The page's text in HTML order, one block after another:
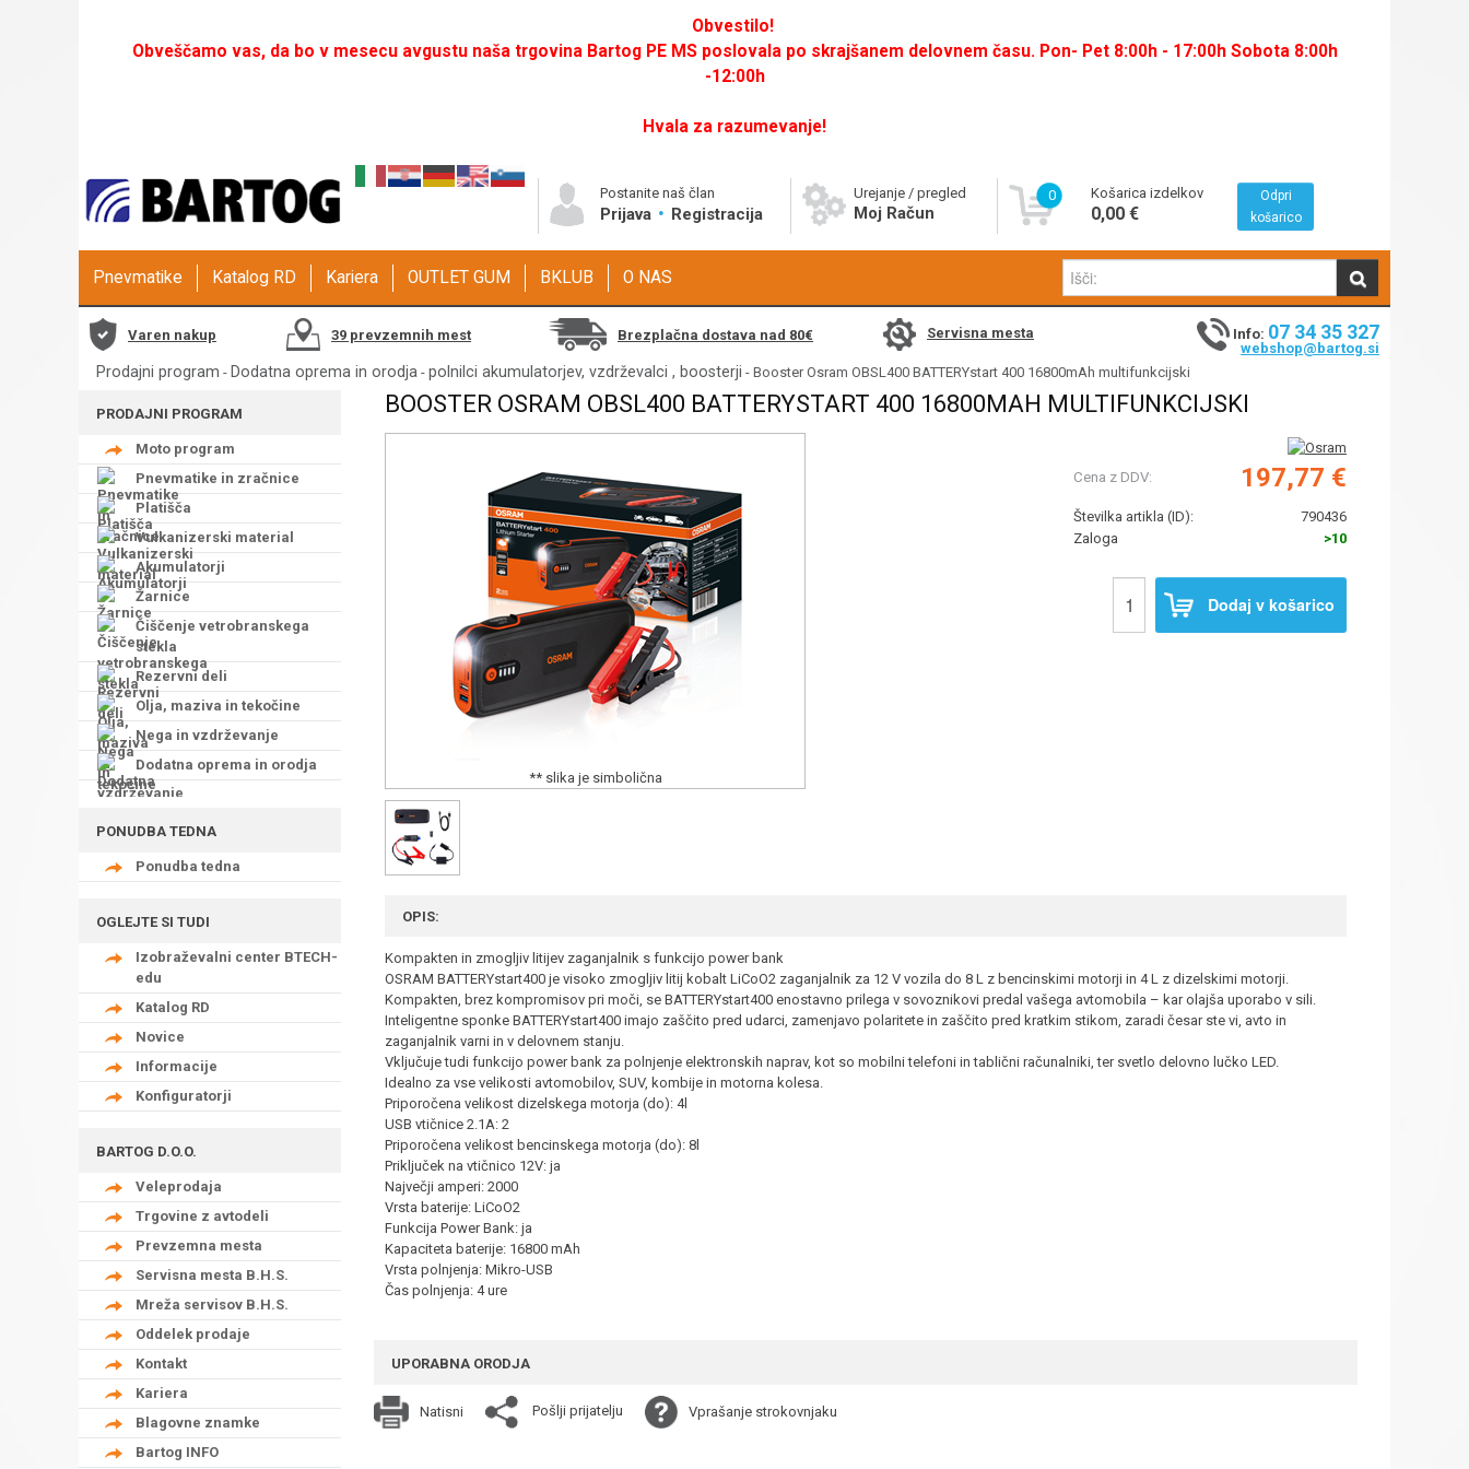
Obvestilo!
Obveščamo vas, da bo v mesecu avgustu naša trgovina Bartog PE MS poslovala po skrajšanem delovnem času. Pon- Pet 8:00h - 17:00h Sobota 8:00h
-12:00h
Hvala za razumevanje!
Postanite naš član
Prijava Registracija
Urejanje / pregled
Moj Račun
0 Košarica izdelkov
0,00 €
Odpri
košarico
Pnevmatike Katalog RD Kariera OUTLET GUM BKLUB O NAS
Varen nakup 39 prevzemnih mest Brezplačna dostava nad 80€ Servisna mesta Info: 07 34 35 327
webshop@bartog.si
Prodajni program - Dodatna oprema in orodja - polnilci akumulatorjev, vzdrževalci , boosterji - Booster Osram OBSL400 BATTERYstart 400 16800mAh multifunkcijski
PRODAJNI PROGRAM
Moto program
Pnevmatike in zračnice
Platišča
Vulkanizerski material
Akumulatorji
Žarnice
Čiščenje vetrobranskega
stekla
Rezervni deli
Olja, maziva in tekočine
Nega in vzdrževanje
Dodatna oprema in orodja
PONUDBA TEDNA
Ponudba tedna
OGLEJTE SI TUDI
Izobraževalni center BTECH-
edu
Katalog RD
Novice
Informacije
Konfiguratorji
BARTOG D.O.O.
Veleprodaja
Trgovine z avtodeli
Prevzemna mesta
Servisna mesta B.H.S.
Mreža servisov B.H.S.
Oddelek prodaje
Kontakt
Kariera
Blagovne znamke
Bartog INFO
BOOSTER OSRAM OBSL400 BATTERYSTART 400 16800MAH MULTIFUNKCIJSKI
** slika je simbolična
Cena z DDV: 197,77 €
Številka artikla (ID):
790436
Zaloga
>10
Dodaj v košarico
OPIS:
Kompakten in zmogljiv litijev zaganjalnik s funkcijo power bank
OSRAM BATTERYstart400 je visoko zmogljiv litij kobalt LiCoO2 zaganjalnik za 12 V vozila do 8 L z bencinskimi motorji in 4 L z dizelskimi motorji.
Kompakten, brez kompromisov pri moči, se BATTERYstart400 enostavno prilega v sovoznikovi predal vašega avtomobila – kar olajša uporabo v sili.
Inteligentne sponke BATTERYstart400 imajo zaščito pred udarci, zamenjavo polaritete in zaščito pred kratkim stikom, zaradi česar ste vi, avto in
zaganjalnik varni in v delovnem stanju.
Vključuje tudi funkcijo power bank za polnjenje elektronskih naprav, kot so mobilni telefoni in tablični računalniki, ter svetlo delovno lučko LED.
Idealno za vse velikosti avtomobilov, SUV, kombije in motorna kolesa.
Priporočena velikost dizelskega motorja (do): 4l
USB vtičnice 2.1A: 2
Priporočena velikost bencinskega motorja (do): 8l
Priključek na vtičnico 12V: ja
Največji amperi: 2000
Vrsta baterije: LiCoO2
Funkcija Power Bank: ja
Kapaciteta baterije: 16800 mAh
Vrsta polnjenja: Mikro-USB
Čas polnjenja: 4 ure
UPORABNA ORODJA
Natisni Pošlji prijatelju Vprašanje strokovnjaku